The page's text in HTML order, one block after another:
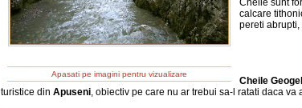
Apasati pe imagini pentru vizualizare
Cheile sunt
calcare
pereti
Cheile
turistice din Apuseni, obiectiv pe care nu ar trebui sa-l ratati daca va